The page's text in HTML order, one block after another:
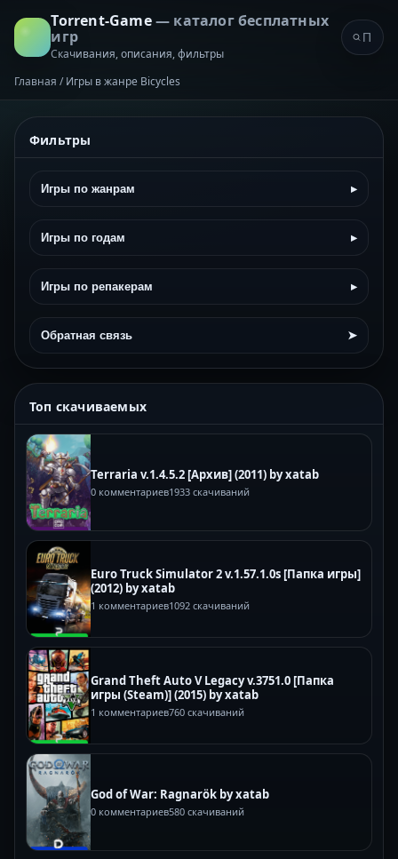
Torrent-Game— каталог бесплатных
игр
Скачивания, описания, фильтры
Главная / Игры в жанре Bicycles
Фильтры
Игры по жанрам ▸
Игры по годам ▸
Игры по репакерам ▸
Обратная связь ➤
Топ скачиваемых
Terraria v.1.4.5.2 [Архив] (2011) by xatab
0 комментариев1933 скачиваний
Euro Truck Simulator 2 v.1.57.1.0s [Папка игры]
(2012) by xatab
1 комментариев1092 скачиваний
Grand Theft Auto V Legacy v.3751.0 [Папка
игры (Steam)] (2015) by xatab
1 комментариев760 скачиваний
God of War: Ragnarök by xatab
0 комментариев580 скачиваний